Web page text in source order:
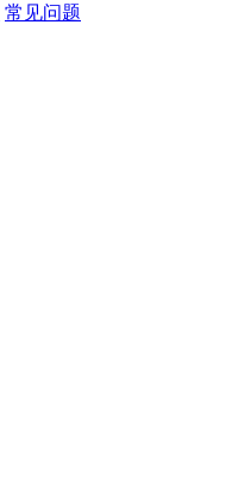
常见问题